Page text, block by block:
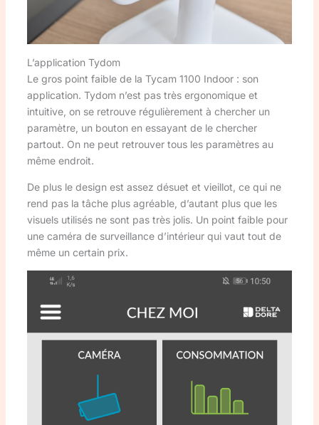
L’application Tydom
Le gros point faible de la Tycam 1100 Indoor : son
application. Tydom n’est pas très ergonomique et
intuitive, on se retrouve régulièrement à chercher un
paramètre, un bouton en essayant de le chercher
partout. On ne peut retrouver tous les paramètres au
même endroit.
De plus le design est assez désuet et vieillot, ce qui ne
rend pas la tâche plus agréable, d’autant plus que les
visuels utilisés ne sont pas très jolis. Un point faible pour
une caméra de surveillance d’intérieur qui vaut tout de
même un certain prix.